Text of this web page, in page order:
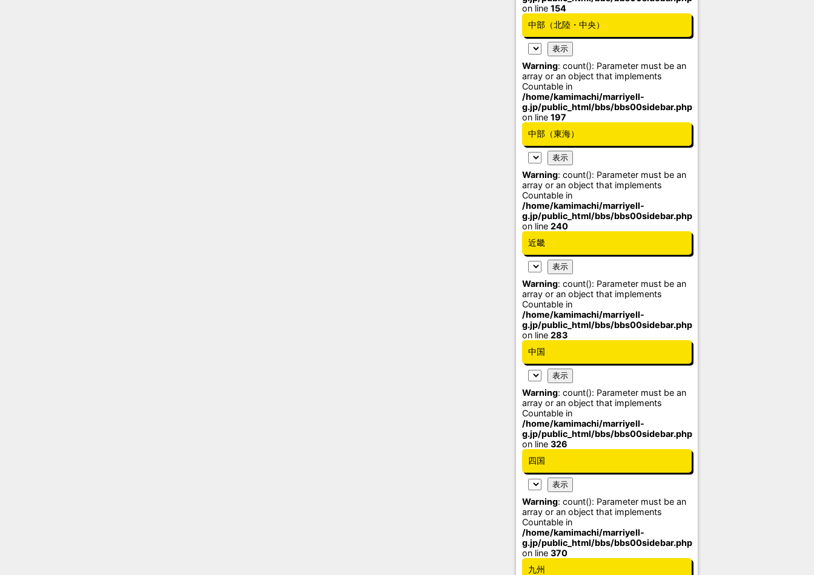
on line 154
中部（北陸・中央）
Warning: count(): Parameter must be an
array or an object that implements
Countable in
/home/kamimachi/marriyell-
g.jp/public_html/bbs/bbs00sidebar.php
on line 197
中部（東海）
Warning: count(): Parameter must be an
array or an object that implements
Countable in
/home/kamimachi/marriyell-
g.jp/public_html/bbs/bbs00sidebar.php
on line 240
近畿
Warning: count(): Parameter must be an
array or an object that implements
Countable in
/home/kamimachi/marriyell-
g.jp/public_html/bbs/bbs00sidebar.php
on line 283
中国
Warning: count(): Parameter must be an
array or an object that implements
Countable in
/home/kamimachi/marriyell-
g.jp/public_html/bbs/bbs00sidebar.php
on line 326
四国
Warning: count(): Parameter must be an
array or an object that implements
Countable in
/home/kamimachi/marriyell-
g.jp/public_html/bbs/bbs00sidebar.php
on line 370
九州